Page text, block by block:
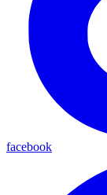
facebook